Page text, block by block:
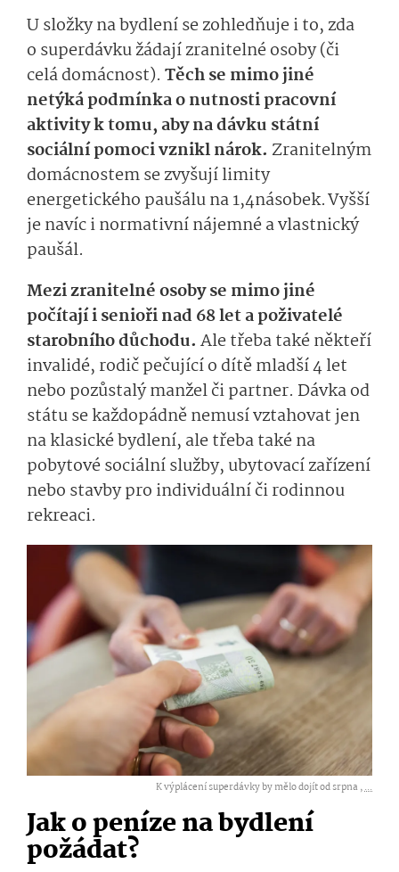
U složky na bydlení se zohledňuje i to, zda
o superdávku žádají zranitelné osoby (či
celá domácnost). Těch se mimo jiné
netýká podmínka o nutnosti pracovní
aktivity k tomu, aby na dávku státní
sociální pomoci vznikl nárok. Zranitelným
domácnostem se zvyšují limity
energetického paušálu na 1,4násobek. Vyšší
je navíc i normativní nájemné a vlastnický
paušál.
Mezi zranitelné osoby se mimo jiné
počítají i senioři nad 68 let a poživatelé
starobního důchodu. Ale třeba také někteří
invalidé, rodič pečující o dítě mladší 4 let
nebo pozůstalý manžel či partner. Dávka od
státu se každopádně nemusí vztahovat jen
na klasické bydlení, ale třeba také na
pobytové sociální služby, ubytovací zařízení
nebo stavby pro individuální či rodinnou
rekreaci.
K výplácení superdávky by mělo dojít od srpna ,...
Jak o peníze na bydlení
požádat?